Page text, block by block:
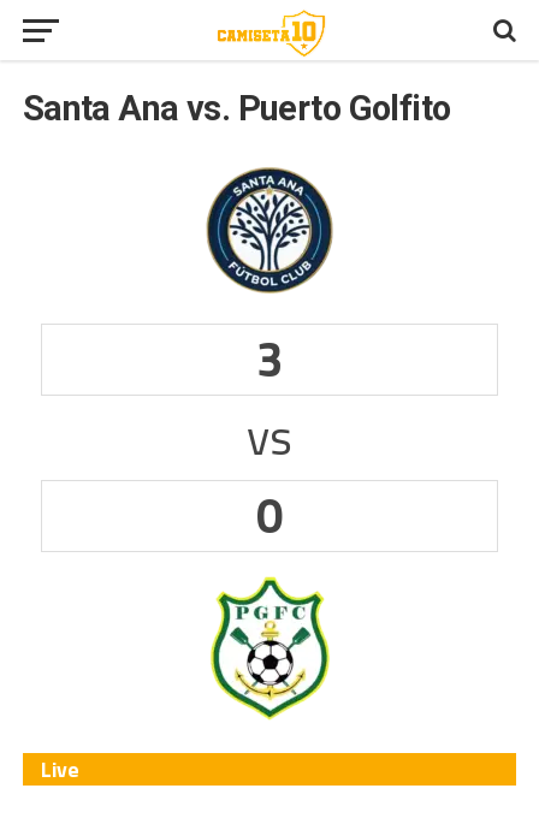
Santa Ana vs. Puerto Golfito
3
vs
0
Live